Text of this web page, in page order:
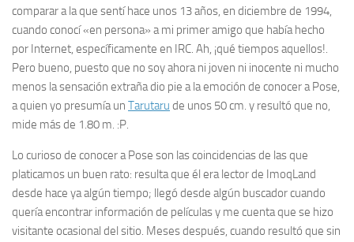
comparar a la que sentí hace unos 13 años, en diciembre de 1994,
cuando conocí «en persona» a mi primer amigo que había hecho
por Internet, específicamente en IRC. Ah, ¡qué tiempos aquellos!.
Pero bueno, puesto que no soy ahora ni joven ni inocente ni mucho
menos la sensación extraña dio pie a la emoción de conocer a Pose,
a quien yo presumía un Tarutaru de unos 50 cm. y resultó que no,
mide más de 1.80 m. :P.
Lo curioso de conocer a Pose son las coincidencias de las que
platicamos un buen rato: resulta que él era lector de ImoqLand
desde hace ya algún tiempo; llegó desde algún buscador cuando
quería encontrar información de películas y me cuenta que se hizo
visitante ocasional del sitio. Meses después, cuando resultó que sin